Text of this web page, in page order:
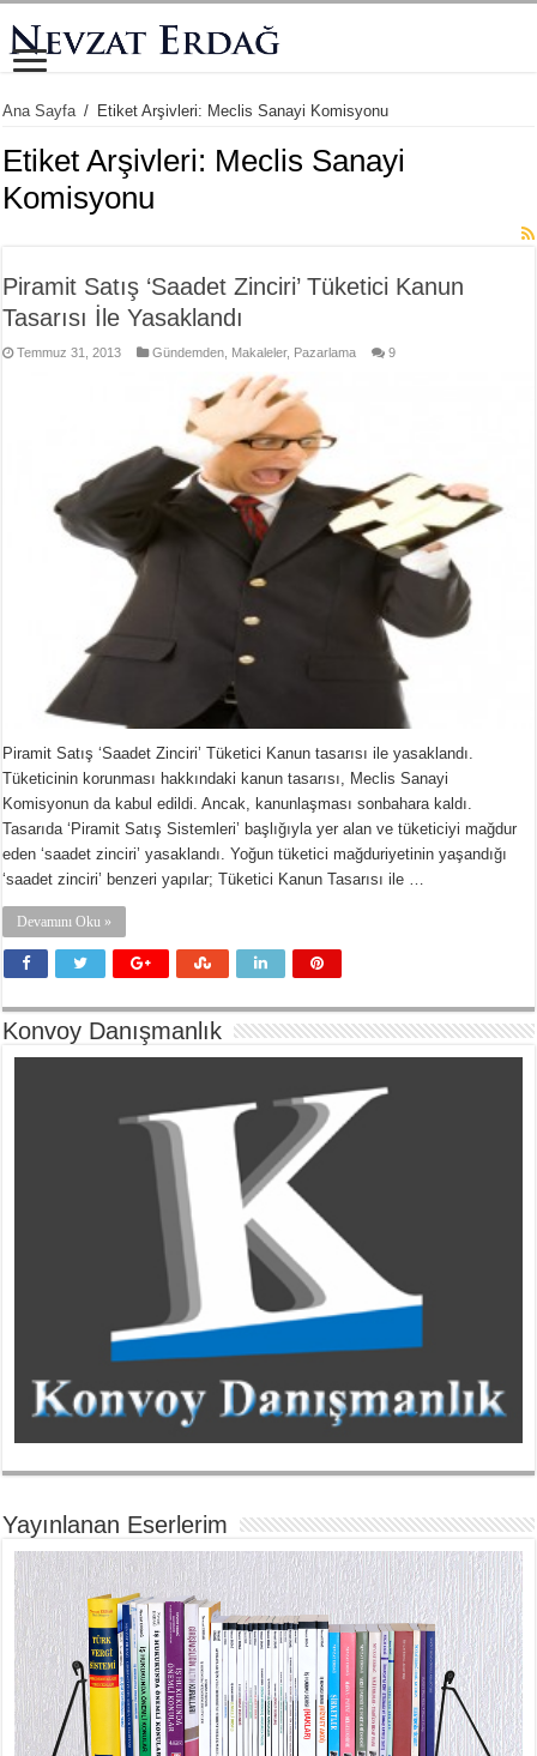
Ana Sayfa / Etiket Arşivleri: Meclis Sanayi Komisyonu
Etiket Arşivleri: Meclis Sanayi
Komisyonu
Piramit Satış ‘Saadet Zinciri’ Tüketici Kanun
Tasarısı İle Yasaklandı
Temmuz 31, 2013 Gündemden Makaleler, Pazarlama 9
Piramit Satış ‘Saadet Zinciri’ Tüketici Kanun tasarısı ile yasaklandı.
Tüketicinin korunması hakkındaki kanun tasarısı, Meclis Sanayi
Komisyonun da kabul edildi. Ancak, kanunlaşması sonbahara kaldı.
Tasarıda ‘Piramit Satış Sistemleri’ başlığıyla yer alan ve tüketiciyi mağdur
eden ‘saadet zinciri’ yasaklandı. Yoğun tüketici mağduriyetinin yaşandığı
‘saadet zinciri’ benzeri yapılar; Tüketici Kanun Tasarısı ile …
Devamını Oku »
Konvoy Danışmanlık
Yayınlanan Eserlerim